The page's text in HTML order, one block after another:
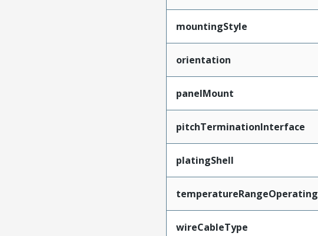
mountingStyle
orientation
panelMount
pitchTerminationInterface
platingShell
temperatureRangeOperating
wireCableType